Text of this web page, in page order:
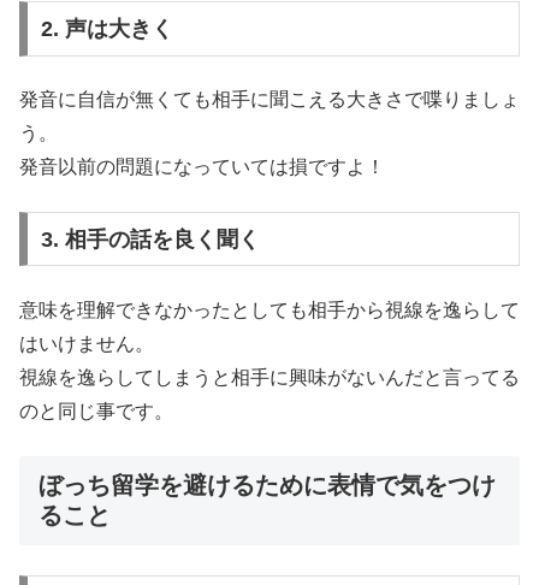
2. 声は大きく
発音に自信が無くても相手に聞こえる大きさで喋りましょ
う。
発音以前の問題になっていては損ですよ！
3. 相手の話を良く聞く
意味を理解できなかったとしても相手から視線を逸らして
はいけません。
視線を逸らしてしまうと相手に興味がないんだと言ってる
のと同じ事です。
ぼっち留学を避けるために表情で気をつけ
ること